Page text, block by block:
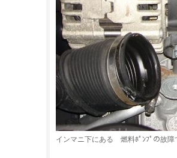
インマニ下にある 燃料ﾎﾟﾝﾌﾟの故障